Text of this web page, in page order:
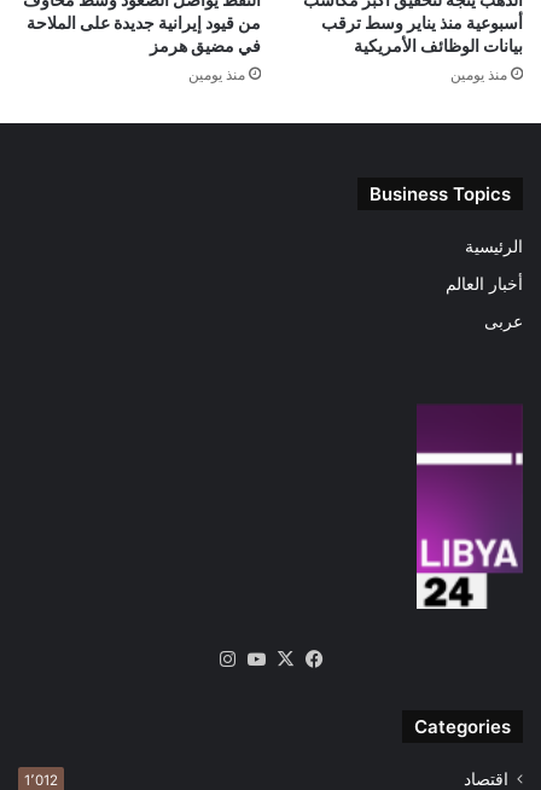
أسبوعية منذ يناير وسط ترقب
بيانات الوظائف الأمريكية
منذ يومين
من قيود إيرانية جديدة على الملاحة
في مضيق هرمز
منذ يومين
Business Topics
الرئيسية
أخبار العالم
عربى
فيسبوك
‫X
‫YouTube
Categories
اقتصاد 1٬012